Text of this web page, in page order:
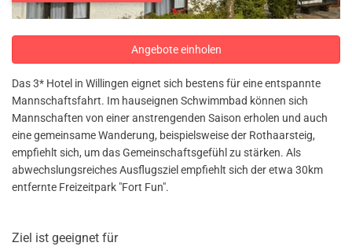
Angebote einholen
Das 3* Hotel in Willingen eignet sich bestens für eine entspannte
Mannschaftsfahrt. Im hauseignen Schwimmbad können sich
Mannschaften von einer anstrengenden Saison erholen und auch
eine gemeinsame Wanderung, beispielsweise der Rothaarsteig,
empfiehlt sich, um das Gemeinschaftsgefühl zu stärken. Als
abwechslungsreiches Ausflugsziel empfiehlt sich der etwa 30km
entfernte Freizeitpark "Fort Fun".
Ziel ist geeignet für